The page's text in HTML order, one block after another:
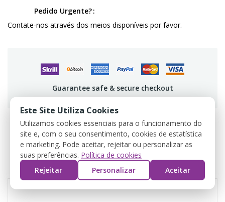
Pedido Urgente?
Contate-nos através dos meios disponíveis por favor.
Guarantee safe & secure checkout
DADOS DO PRODUTO
COMENTÁRIOS
Este Site Utiliza Cookies
Utilizamos cookies essenciais para o funcionamento do
site e, com o seu consentimento, cookies de estatística
e marketing. Pode aceitar, rejeitar ou personalizar as
suas preferências. Política de cookies
Rejeitar
Personalizar Aceitar